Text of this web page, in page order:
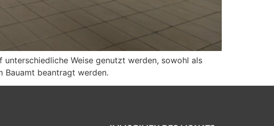
Weise genutzt werden, sowohl als
Bauamt beantragt werden.